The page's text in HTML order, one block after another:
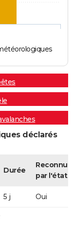
déclarés
Durée
Reconnue
par l'état
5 j Oui